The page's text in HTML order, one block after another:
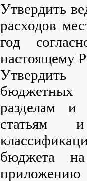
Утвердить
расходов
год
настоящему
разделам и
статьям
бюджета